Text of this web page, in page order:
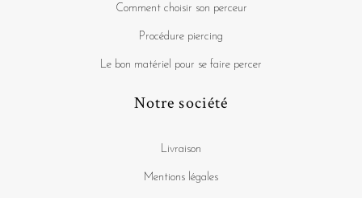
Comment choisir son perceur
Procédure piercing
Le bon matériel pour se faire percer
Notre société
Livraison
Mentions légales